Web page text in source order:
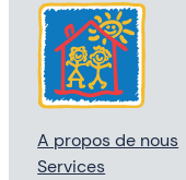
A propos de nous
Services